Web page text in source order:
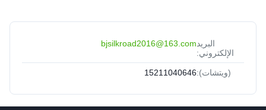
البريد
الإلكتروني:
bjsilkroad2016@163.com
(ويتشات):15211040646